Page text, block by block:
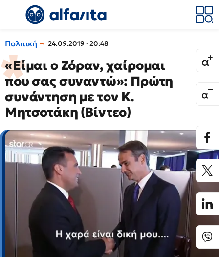
Πολιτική 24.09.2019 - 20:48
«Είμαι ο Ζόραν, χαίρομαι
που σας συναντώ»: Πρώτη
συνάντηση με τον Κ.
Μητσοτάκη (Βίντεο)